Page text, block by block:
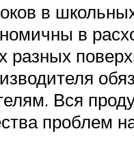
в
в
Вся
проблем